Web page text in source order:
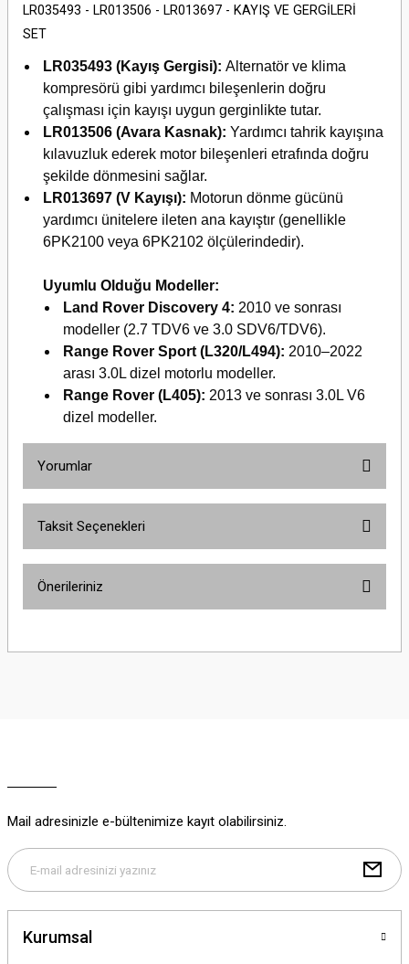
LR035493 - LR013506 - LR013697 - KAYIŞ VE GERGİLERİ
SET
LR035493 (Kayış Gergisi): Alternatör ve klima
kompresörü gibi yardımcı bileşenlerin doğru
çalışması için kayışı uygun gerginlikte tutar.
LR013506 (Avara Kasnak): Yardımcı tahrik kayışına
kılavuzluk ederek motor bileşenleri etrafında doğru
şekilde dönmesini sağlar.
LR013697 (V Kayışı): Motorun dönme gücünü
yardımcı ünitelere ileten ana kayıştır (genellikle
6PK2100 veya 6PK2102 ölçülerindedir).
Uyumlu Olduğu Modeller:
Land Rover Discovery 4: 2010 ve sonrası
modeller (2.7 TDV6 ve 3.0 SDV6/TDV6).
Range Rover Sport (L320/L494): 2010–2022
arası 3.0L dizel motorlu modeller.
Range Rover (L405): 2013 ve sonrası 3.0L V6
dizel modeller.
Yorumlar
Taksit Seçenekleri
Önerileriniz
yetersiz gördüğünüz noktaları öneri formunu kullanarak tarafımıza
Bu ürüne benzer farklı alternatifler olmalı.
Mail adresinizle e-bültenimize kayıt olabilirsiniz.
Kurumsal